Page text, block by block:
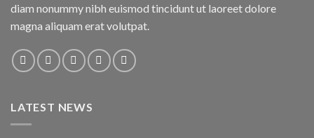
diam nonummy nibh euismod tincidunt ut laoreet dolore
magna aliquam erat volutpat.
LATEST NEWS